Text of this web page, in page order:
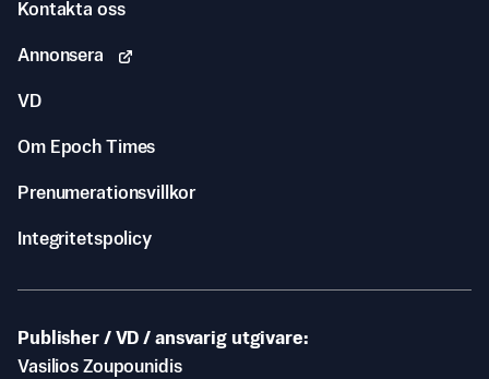
Kontakta oss
Annonsera
VD
Om Epoch Times
Prenumerationsvillkor
Integritetspolicy
Publisher / VD / ansvarig utgivare
Vasilios Zoupounidis